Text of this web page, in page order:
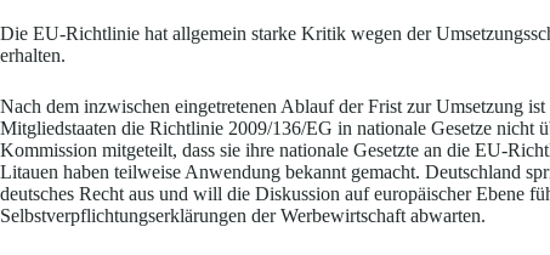
Die EU-Richtlinie hat allgemein starke Kritik wegen der
erhalten.
Nach dem inzwischen eingetretenen Ablauf der Frist zur Umsetzung
Mitgliedstaaten die Richtlinie 2009/136/EG in nationale Gesetze nicht
Kommission mitgeteilt, dass sie ihre nationale Gesetzte an die EU-
Litauen haben teilweise Anwendung bekannt gemacht. Deutschland
deutsches Recht aus und will die Diskussion auf europäischer Ebene
Selbstverpflichtungserklärungen der Werbewirtschaft abwarten.